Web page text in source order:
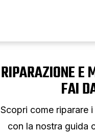
RIPARAZIONE E
FAI
Scopri come riparare
con la nostra guida